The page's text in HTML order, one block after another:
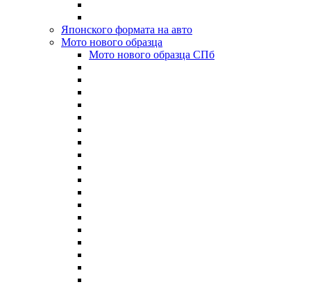
Японского формата на авто
Мото нового образца
Мото нового образца СПб